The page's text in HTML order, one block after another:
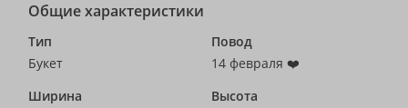
Общие характеристики
Тип
Букет
Повод
14 февраля ❤️
Ширина
Высота